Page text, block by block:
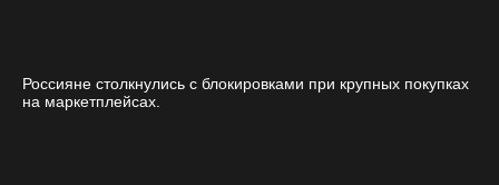
Россияне столкнулись с блокировками при крупных покупках
на маркетплейсах.